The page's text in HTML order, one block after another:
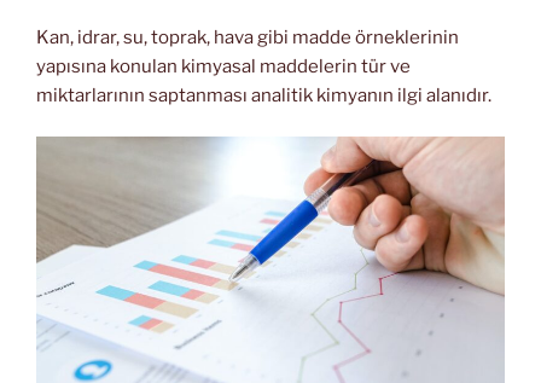
Kan, idrar, su, toprak, hava gibi madde örneklerinin
yapısına konulan kimyasal maddelerin tür ve
miktarlarının saptanması analitik kimyanın ilgi alanıdır.